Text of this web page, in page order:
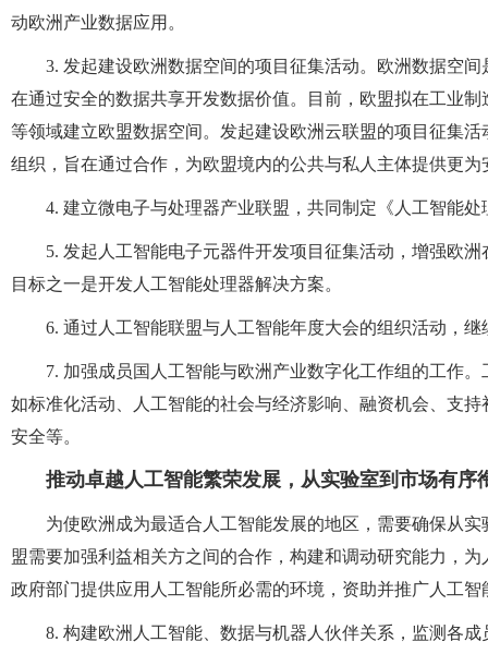
动欧洲产业数据应用。
3. 发起建设欧洲数据空间的项目征集活动。欧洲数据空
在通过安全的数据共享开发数据价值。目前，欧盟拟在工业
等领域建立欧盟数据空间。发起建设欧洲云联盟的项目征集
组织，旨在通过合作，为欧盟境内的公共与私人主体提供更
4. 建立微电子与处理器产业联盟，共同制定《人工智能
5. 发起人工智能电子元器件开发项目征集活动，增强欧
目标之一是开发人工智能处理器解决方案。
6. 通过人工智能联盟与人工智能年度大会的组织活动，
7. 加强成员国人工智能与欧洲产业数字化工作组的工作
如标准化活动、人工智能的社会与经济影响、融资机会、支
安全等。
推动卓越人工智能繁荣发展，从实验室到市场有序
为使欧洲成为最适合人工智能发展的地区，需要确保从
盟需要加强利益相关方之间的合作，构建和调动研究能力，
政府部门提供应用人工智能所必需的环境，资助并推广人工
8. 构建欧洲人工智能、数据与机器人伙伴关系，监测各